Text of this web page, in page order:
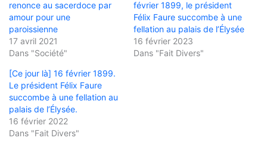
renonce au sacerdoce par
amour pour une
paroissienne
17 avril 2021
Dans "Société"
février 1899, le président
Félix Faure succombe à une
fellation au palais de l’Élysée
16 février 2023
Dans "Fait Divers"
[Ce jour là] 16 février 1899.
Le président Félix Faure
succombe à une fellation au
palais de l’Élysée.
16 février 2022
Dans "Fait Divers"